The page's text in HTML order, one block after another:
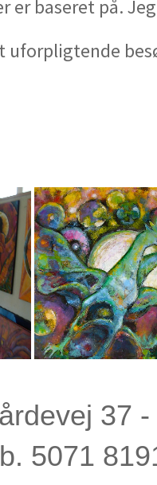
er baseret på.
uforpligtende
37
5071